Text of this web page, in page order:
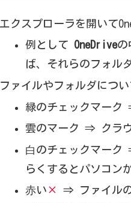
エクスプローラを開いて
例として OneDriveの
ば、それらのフォル
ファイルやフォルダにつ
緑のチェックマーク
雲のマーク ⇒ クラ
⽩のチェックマーク
らくするとパソコン
⾚い ×
⇒ ファイルの